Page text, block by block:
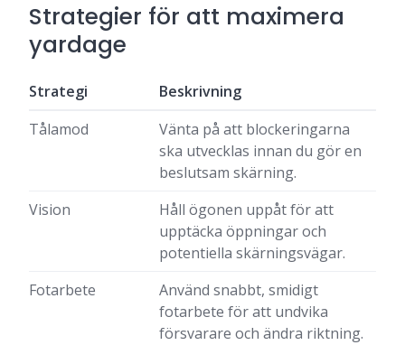
Strategier för att maximera
yardage
Strategi
Beskrivning
Tålamod
Vänta på att blockeringarna
ska utvecklas innan du gör en
beslutsam skärning.
Vision
Håll ögonen uppåt för att
upptäcka öppningar och
potentiella skärningsvägar.
Fotarbete
Använd snabbt, smidigt
fotarbete för att undvika
försvarare och ändra riktning.